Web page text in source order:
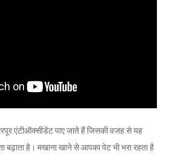
एंटीऑक्सीडेंट पाए जाते हैं जिसकी वजह से यह
बढ़ाता है। मखाना खाने से आपका पेट भी भरा रहता है